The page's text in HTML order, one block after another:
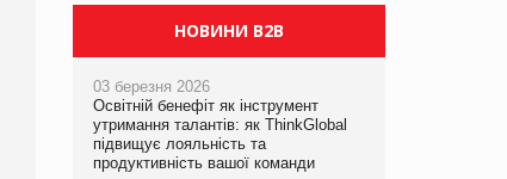
НОВИНИ B2B
03 березня 2026
Освітній бенефіт як інструмент
утримання талантів: як ThinkGlobal
підвищує лояльність та
продуктивність вашої команди